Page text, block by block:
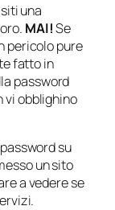
una
MAI!Se
pericolo pure
fatto in
password
vi obblighino
su
un sito
a vedere se